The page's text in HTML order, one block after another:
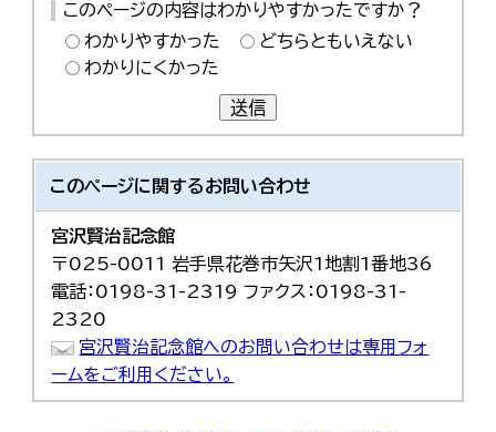
このページの内容はわかりやすかったですか？
わかりやすかった
どちらともいえない
わかりにくかった
送信
このページに関するお問い合わせ
宮沢賢治記念館
〒025-0011 岩手県花巻市矢沢1地割1番地36
電話：0198-31-2319 ファクス：0198-31-
2320
宮沢賢治記念館へのお問い合わせは専用フォ
ームをご利用ください。